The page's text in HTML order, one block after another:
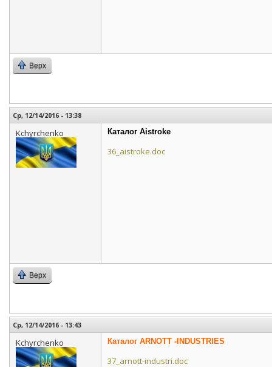
Верх
Ср, 12/14/2016 - 13:38
Kchyrchenko Каталог Aistroke
36_aistroke.doc
Верх
Ср, 12/14/2016 - 13:43
Kchyrchenko Каталог ARNOTT -INDUSTRIES
37_arnott-industri.doc